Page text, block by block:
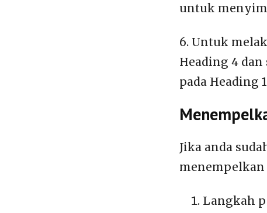
untuk
6. Untuk
Heading 4
pada Heading
Jika anda
menempelkan
Langkah